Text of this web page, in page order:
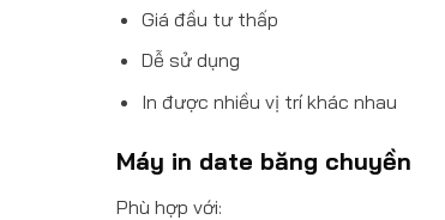
Giá đầu tư thấp
Dễ sử dụng
In được nhiều vị trí khác nhau
Máy in date băng chuyền
Phù hợp với: